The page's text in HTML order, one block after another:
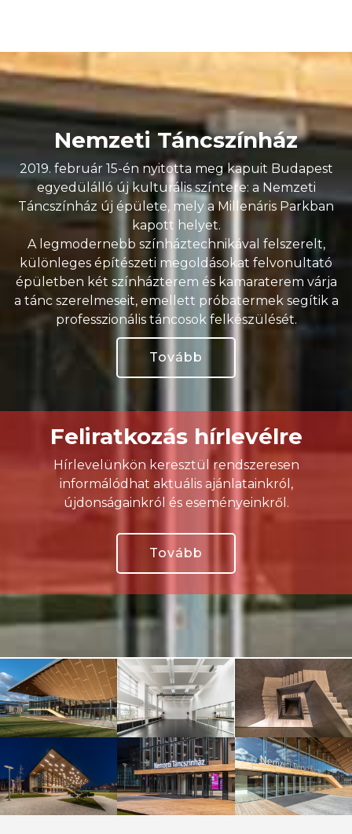
Nemzeti Táncszínház
2019. február 15-én nyitotta meg kapuit Budapest
egyedülálló új kulturális színtere: a Nemzeti
Táncszínház új épülete, mely a Millenáris Parkban
kapott helyet.
A legmodernebb színháztechnikával felszerelt,
különleges építészeti megoldásokat felvonultató
épületben két színházterem és kamaraterem várja
a tánc szerelmeseit, emellett próbatermek segítik a
professzionális táncosok felkészülését.
Tovább
Feliratkozás hírlevélre
Hírlevelünkön keresztül rendszeresen
informálódhat aktuális ajánlatainkról,
újdonságainkról és eseményeinkről.
Tovább